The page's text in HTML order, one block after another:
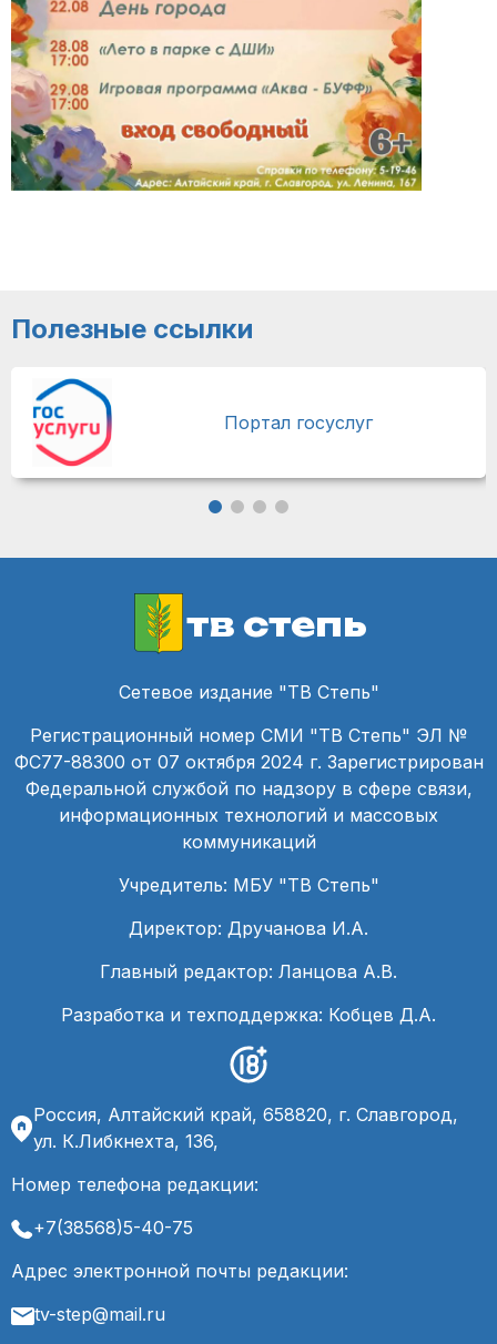
Полезные ссылки
Портал госуслуг
тв степь
Сетевое издание "ТВ Степь"
Регистрационный номер СМИ "ТВ Степь" ЭЛ №
ФС77-88300 от 07 октября 2024 г. Зарегистрирован
Федеральной службой по надзору в сфере связи,
информационных технологий и массовых
коммуникаций
Учредитель: МБУ "ТВ Степь"
Директор: Дручанова И.А.
Главный редактор: Ланцова А.В.
Разработка и техподдержка: Кобцев Д.А.
Россия, Алтайский край, 658820, г. Славгород,
ул. К.Либкнехта, 136,
Номер телефона редакции:
+7(38568)5-40-75
Адрес электронной почты редакции:
tv-step@mail.ru